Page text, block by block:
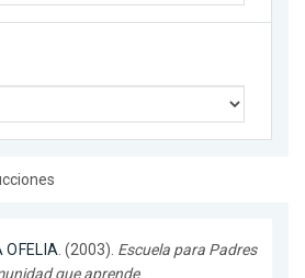
OFELIA. (2003). Escuela para Padres
que aprende.